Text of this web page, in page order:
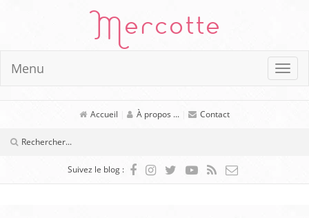
Mercotte
Menu
Accueil À propos ... Contact
Suivez le blog :